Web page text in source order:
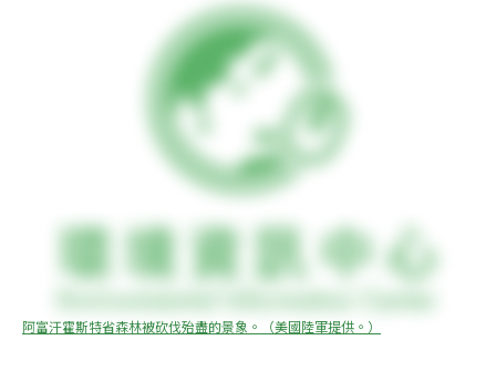
阿富汗霍斯特省森林被砍伐殆盡的景象。（美國陸軍提供。）